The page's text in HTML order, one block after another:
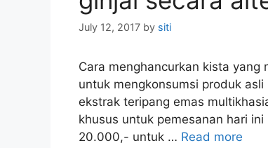
July 12, 2017 by siti
Cara menghancurkan kista
untuk mengkonsumsi produk
ekstrak teripang emas
khusus untuk pemesanan hari
20.000,- untuk … Read more